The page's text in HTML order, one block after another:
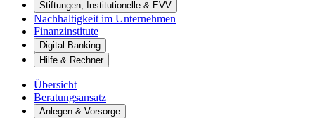
Stiftungen, Institutionelle & EVV
Nachhaltigkeit im Unternehmen
Finanzinstitute
Digital Banking
Hilfe & Rechner
Übersicht
Beratungsansatz
Anlegen & Vorsorge